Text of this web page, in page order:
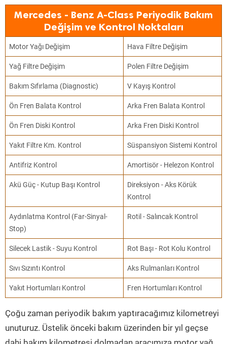
Mercedes - Benz A-Class Periyodik Bakım
Değişim ve Kontrol Noktaları
Motor Yağı Değişim Hava Filtre Değişim
Yağ Filtre Değişim Polen Filtre Değişim
Bakım Sıfırlama (Diagnostic) V Kayış Kontrol
Ön Fren Balata Kontrol Arka Fren Balata Kontrol
Ön Fren Diski Kontrol Arka Fren Diski Kontrol
Yakıt Filtre Km. Kontrol Süspansiyon Sistemi Kontrol
Antifriz Kontrol Amortisör - Helezon Kontrol
Akü Güç - Kutup Başı Kontrol
Direksiyon - Aks Körük
Kontrol
Aydınlatma Kontrol (Far-Sinyal-
Stop)
Rotil - Salıncak Kontrol
Silecek Lastik - Suyu Kontrol Rot Başı - Rot Kolu Kontrol
Sıvı Sızıntı Kontrol Aks Rulmanları Kontrol
Yakıt Hortumları Kontrol Fren Hortumları Kontrol
Çoğu zaman periyodik bakım yaptıracağımız kilometreyi
unuturuz. Üstelik önceki bakım üzerinden bir yıl geçse